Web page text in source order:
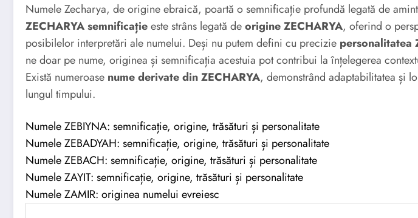
Numele Zecharya, de origine ebraică, poartă o semnificație profundă legată de
ZECHARYA semnificațieeste strâns legată deorigine ZECHARYA, oferind o
posibilelor interpretări ale numelui. Deși nu putem defini cu precizie personalitatea
ne doar pe nume, originea și semnificația acestuia pot contribui la înțelegerea
Există numeroase nume derivate din ZECHARYA, demonstrând adaptabilitatea și
lungul timpului.
Numele ZEBIYNA: semnificație, origine, trăsături și personalitate
Numele ZEBADYAH: semnificație, origine, trăsături și personalitate
Numele ZEBACH: semnificație, origine, trăsături și personalitate
Numele ZAYIT: semnificație, origine, trăsături și personalitate
Numele ZAMIR: originea numelui evreiesc